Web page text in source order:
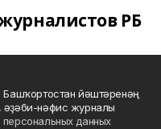
РБ
йәштәренәң
нәфис журналы
данных